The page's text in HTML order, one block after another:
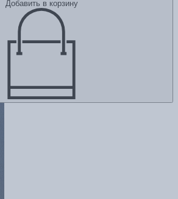
Добавить в корзину